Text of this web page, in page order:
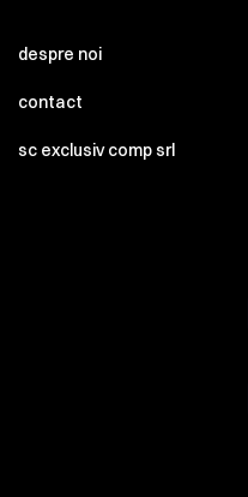
despre noi
contact
sc exclusiv comp srl